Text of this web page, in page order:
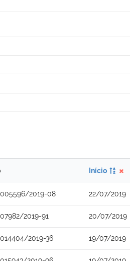
Início
2019-08 22/07/2019
2019-91 20/07/2019
2019-36 19/07/2019